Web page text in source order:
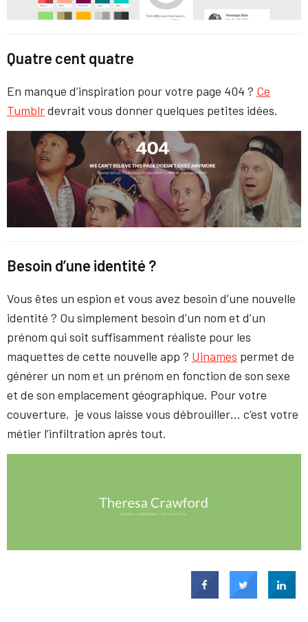
Quatre cent quatre
En manque d’inspiration pour votre page 404 ? Ce
Tumblrdevrait vous donner quelques petites idées.
Besoin d’une identité ?
Vous êtes un espion et vous avez besoin d’une nouvelle
identité ? Ou simplement besoin d’un nom et d’un
prénom qui soit suffisamment réaliste pour les
maquettes de cette nouvelle app ? Uinames permet de
générer un nom et un prénom en fonction de son sexe
et de son emplacement géographique. Pour votre
couverture, je vous laisse vous débrouiller… c’est votre
métier l’infiltration après tout.